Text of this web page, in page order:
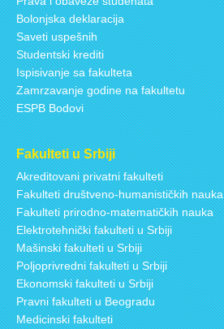
Bolonjska deklaracija
Saveti uspešnih
Studentski krediti
Ispisivanje sa fakulteta
Zamrzavanje godine na fakultetu
ESPB Bodovi
Fakulteti u Srbiji
Akreditovani privatni fakulteti
Fakulteti društveno-humanističkih nauka
Fakulteti prirodno-matematičkih nauka
Elektrotehnički fakulteti u Srbiji
Mašinski fakulteti u Srbiji
Poljoprivredni fakulteti u Srbiji
Ekonomski fakulteti u Srbiji
Pravni fakulteti u Beogradu
Medicinski fakulteti